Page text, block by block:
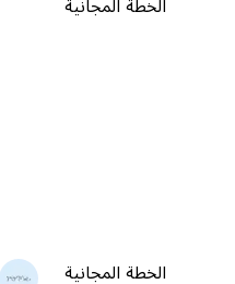
الخطة المجانية
الخطة المجانية